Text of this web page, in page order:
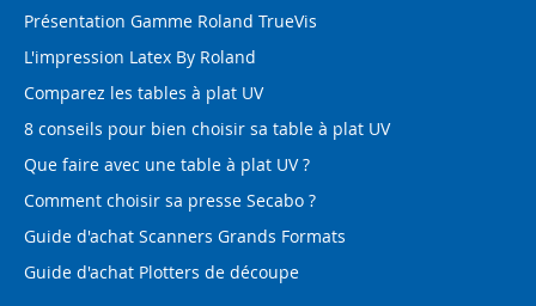
Présentation Gamme Roland TrueVis
L'impression Latex By Roland
Comparez les tables à plat UV
8 conseils pour bien choisir sa table à plat UV
Que faire avec une table à plat UV ?
Comment choisir sa presse Secabo ?
Guide d'achat Scanners Grands Formats
Guide d'achat Plotters de découpe